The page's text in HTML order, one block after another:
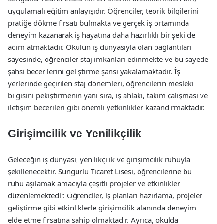
uygulamalı eğitim anlayışıdır. Öğrenciler, teorik bilgilerini
pratiğe dökme fırsatı bulmakta ve gerçek iş ortamında
deneyim kazanarak iş hayatına daha hazırlıklı bir şekilde
adım atmaktadır. Okulun iş dünyasıyla olan bağlantıları
sayesinde, öğrenciler staj imkanları edinmekte ve bu sayede
şahsi becerilerini geliştirme şansı yakalamaktadır. İş
yerlerinde geçirilen staj dönemleri, öğrencilerin mesleki
bilgisini pekiştirmenin yanı sıra, iş ahlakı, takım çalışması ve
iletişim becerileri gibi önemli yetkinlikler kazandırmaktadır.
Girişimcilik ve Yenilikçilik
Geleceğin iş dünyası, yenilikçilik ve girişimcilik ruhuyla
şekillenecektir. Sungurlu Ticaret Lisesi, öğrencilerine bu
ruhu aşılamak amacıyla çeşitli projeler ve etkinlikler
düzenlemektedir. Öğrenciler, iş planları hazırlama, projeler
geliştirme gibi etkinliklerle girişimcilik alanında deneyim
elde etme fırsatına sahip olmaktadır. Ayrıca, okulda